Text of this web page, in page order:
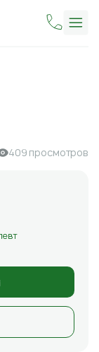
409 просмотров